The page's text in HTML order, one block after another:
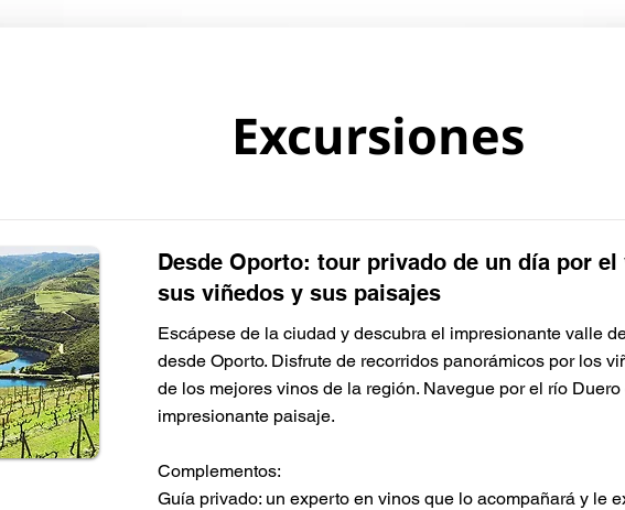
Excursiones
Button
Button
Button
Button
Button
Button
Button
Button
Button
Desde Oporto: tour privado de un día por el
sus viñedos y sus paisajes
Escápese de la ciudad y descubra el impresionante valle
desde Oporto. Disfrute de recorridos panorámicos por los
de los mejores vinos de la región. Navegue por el río
impresionante paisaje.
Complementos:
Guía privado: un experto en vinos que lo acompañará y le